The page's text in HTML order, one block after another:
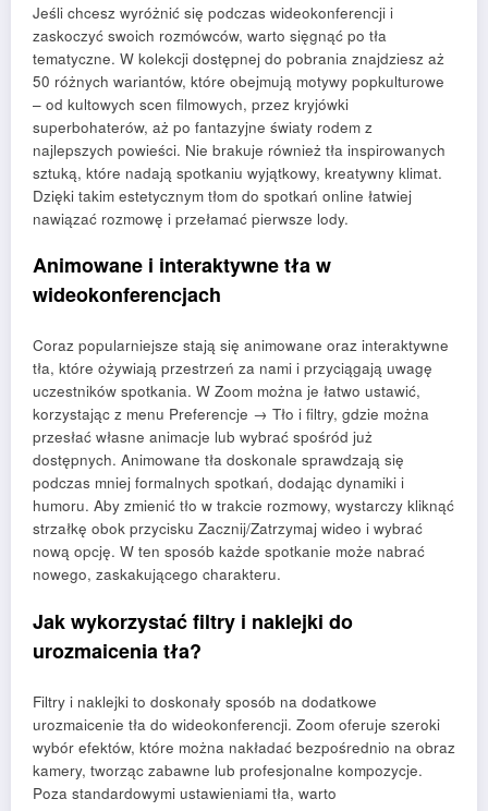
Jeśli chcesz wyróżnić się podczas wideokonferencji i
zaskoczyć swoich rozmówców, warto sięgnąć po tła
tematyczne. W kolekcji dostępnej do pobrania znajdziesz aż
50 różnych wariantów, które obejmują motywy popkulturowe
– od kultowych scen filmowych, przez kryjówki
superbohaterów, aż po fantazyjne światy rodem z
najlepszych powieści. Nie brakuje również tła inspirowanych
sztuką, które nadają spotkaniu wyjątkowy, kreatywny klimat.
Dzięki takim estetycznym tłom do spotkań online łatwiej
nawiązać rozmowę i przełamać pierwsze lody.
Animowane i interaktywne tła w
wideokonferencjach
Coraz popularniejsze stają się animowane oraz interaktywne
tła, które ożywiają przestrzeń za nami i przyciągają uwagę
uczestników spotkania. W Zoom można je łatwo ustawić,
korzystając z menu Preferencje → Tło i filtry, gdzie można
przesłać własne animacje lub wybrać spośród już
dostępnych. Animowane tła doskonale sprawdzają się
podczas mniej formalnych spotkań, dodając dynamiki i
humoru. Aby zmienić tło w trakcie rozmowy, wystarczy kliknąć
strzałkę obok przycisku Zacznij/Zatrzymaj wideo i wybrać
nową opcję. W ten sposób każde spotkanie może nabrać
nowego, zaskakującego charakteru.
Jak wykorzystać filtry i naklejki do
urozmaicenia tła?
Filtry i naklejki to doskonały sposób na dodatkowe
urozmaicenie tła do wideokonferencji. Zoom oferuje szeroki
wybór efektów, które można nakładać bezpośrednio na obraz
kamery, tworząc zabawne lub profesjonalne kompozycje.
Poza standardowymi ustawieniami tła, warto